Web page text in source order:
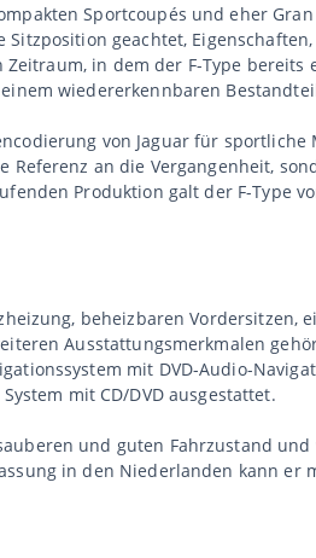
Sportcoupés und eher
geachtet,
in dem der F-Type
wiedererkennbaren
von Jaguar für
an die Vergangenheit,
Produktion galt der F-Type
beheizbaren
Ausstattungsmerkmalen
mit DVD-Audio-
mit CD/DVD ausgestattet.
und guten Fahrzustand
in den Niederlanden kann er